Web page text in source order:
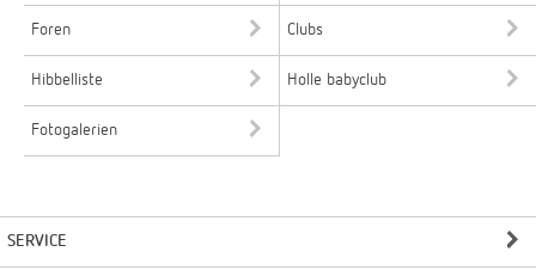
Foren Clubs
Hibbelliste Holle babyclub
Fotogalerien
SERVICE